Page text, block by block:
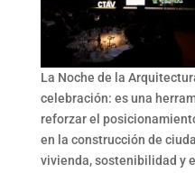
La Noche de la
celebración: es una
reforzar el
en la construcción de
vivienda, sostenibilidad y